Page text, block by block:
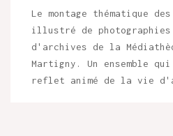
Le montage thématique
illustré de
d'archives de la
Martigny. Un ensemble qui
reflet animé de la vie